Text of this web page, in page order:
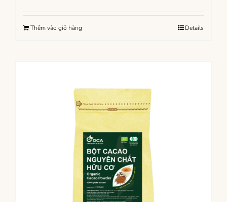
Thêm vào giỏ hàng Details